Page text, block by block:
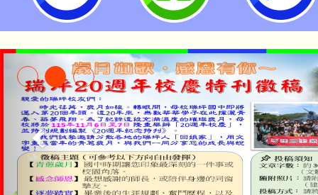
公告本校115學年度第